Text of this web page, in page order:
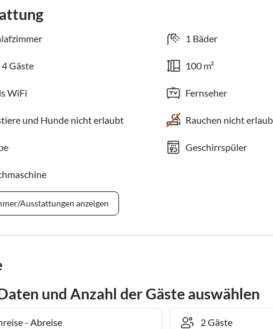
1 Bäder
Gäste 100 m²
WiFi Fernseher
und Hunde nicht erlaubt Rauchen nicht
Geschirrspüler
Ausstattungen anzeigen
und Anzahl der Gäste auswählen
- Abreise